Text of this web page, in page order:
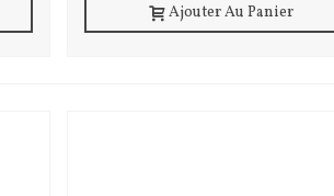
Ajouter Au Panier